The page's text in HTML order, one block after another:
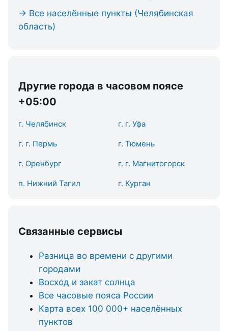
→ Все населённые пункты (Челябинская
область)
Другие города в часовом поясе
+05:00
г. Челябинск г. г. Уфа
г. г. Пермь г. Тюмень
г. Оренбург г. г. Магнитогорск
п. Нижний Тагил г. Курган
Связанные сервисы
Разница во времени с другими
городами
Восход и закат солнца
Все часовые пояса России
Карта всех 100 000+ населённых
пунктов